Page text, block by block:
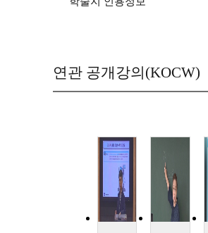
연관 공개강의(KOCW)